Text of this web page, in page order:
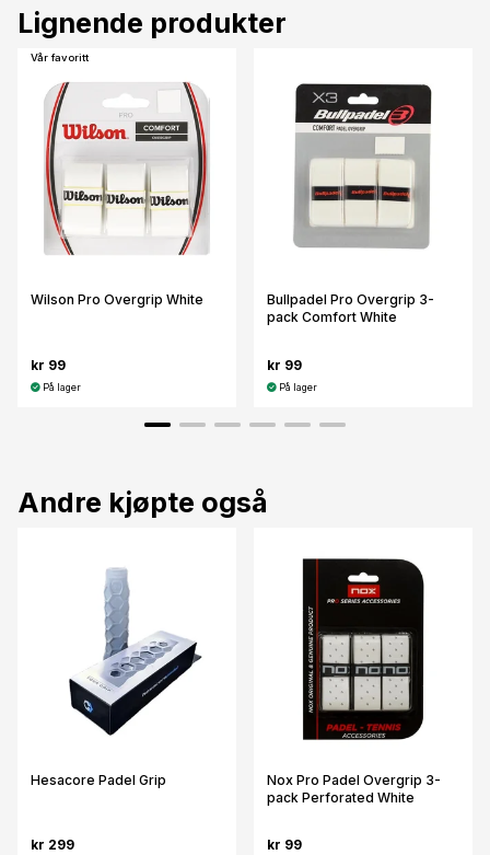
Lignende produkter
Vår favoritt
Wilson Pro Overgrip White
kr 99
På lager
Bullpadel Pro Overgrip 3-
pack Comfort White
kr 99
På lager
Andre kjøpte også
Hesacore Padel Grip
kr 299
Nox Pro Padel Overgrip 3-
pack Perforated White
kr 99